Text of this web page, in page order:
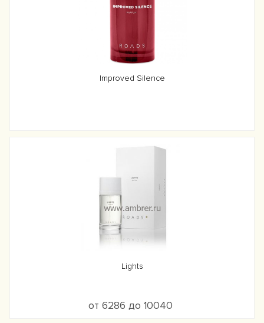
Improved Silence
Lights
от 6286 до 10040